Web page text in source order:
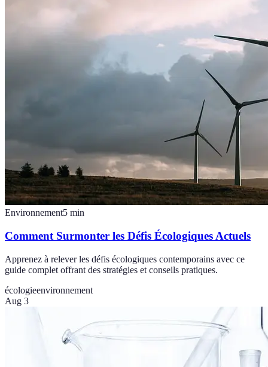
Environnement5 min
Comment Surmonter les Défis Écologiques Actuels
Apprenez à relever les défis écologiques contemporains avec ce
guide complet offrant des stratégies et conseils pratiques.
écologieenvironnement
Aug 3